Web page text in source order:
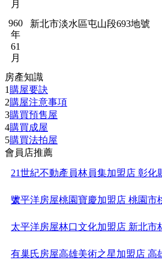
月
960
年
61
月
新北市淡水區屯山段693地號
房產知識
1 購屋要訣
2購屋注意事項
3購買預售屋
4購買成屋
5購買法拍屋
會員店推薦
21世紀不動產員林員集加盟店 彰化
號
太平洋房屋桃園寶慶加盟店 桃園市
太平洋房屋林口文化加盟店 新北市
有巢氏房屋高雄美術之星加盟店 高